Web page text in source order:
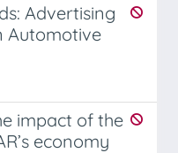
Advertising
Automotive
impact of the
economy